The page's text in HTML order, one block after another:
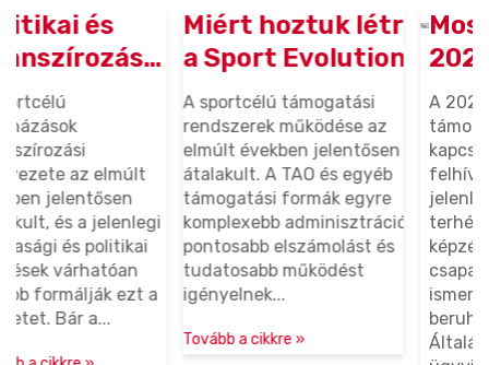
a
Miért hoztuk létre
a Sport Evolution
képzéseket – és
miért
kulcsfontosságúak
a
sportszervezetek
számára?
A sportcélú támogatási
rendszerek működése az
elmúlt években jelentősen
átalakult. A TAO és egyéb
támogatási formák egyre
komplexebb adminisztrációt,
pontosabb elszámolást és
tudatosabb működést
igényelnek...
Most még a
2025/26-os
TAO-ciklusban
elszámolható
képzéseink
A 2026.06.30-ig tartó
támogatási időszak
kapcsán szeretnénk
felhívni a
jelenlegi TAO-keret
terhére elszámolható
képzéseinkre:•
csapatsport
ismeretek• Sportcélú
Általános